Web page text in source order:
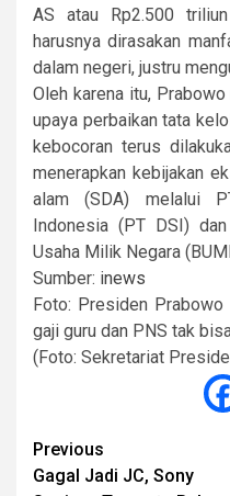
AS atau Rp2.500
harusnya dirasakan
dalam negeri, justru
Oleh karena itu,
upaya perbaikan tata
kebocoran terus
menerapkan kebijakan
alam (SDA) melalui
Indonesia (PT DSI)
Usaha Milik Negara
Sumber: inews
Foto: Presiden Prabowo
gaji guru dan PNS tak
(Foto: Sekretariat
Post
Previous
Gagal Jadi JC, Sony